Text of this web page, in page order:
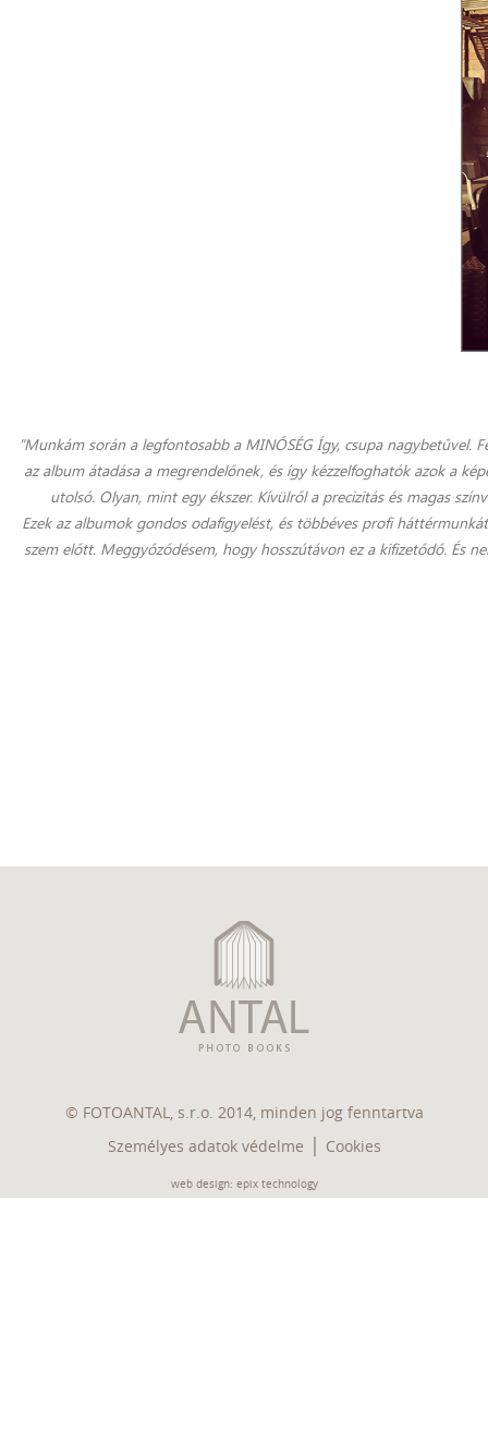
"Munkám során a legfontosabb a MINŐSÉG Így, csupa nagybetűvel.
az album átadása a megrendelőnek, és így kézzelfoghatók azok a
utolsó. Olyan, mint egy ékszer. Kívülről a precizitás és magas
Ezek az albumok gondos odafigyelést, és többéves profi
szem előtt. Meggyőződésem, hogy hosszútávon ez a kifizetődő. És
© FOTOANTAL, s.r.o. 2014, minden jog fenntartva
Személyes adatok védelme
Cookies
web design: epix technology